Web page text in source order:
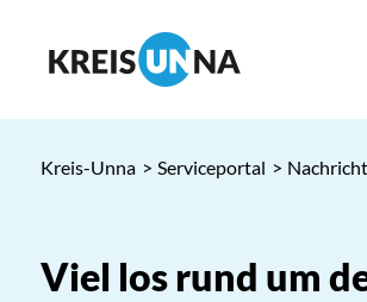
Kreis-Unna > Serviceportal >
Viel los rund um